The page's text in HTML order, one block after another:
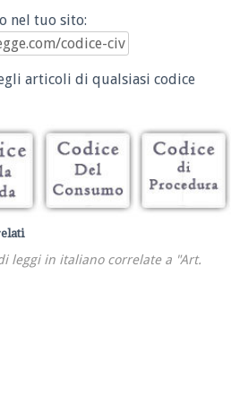
nel tuo sito:
articoli di qualsiasi codice
leggi in italiano correlate a "Art.